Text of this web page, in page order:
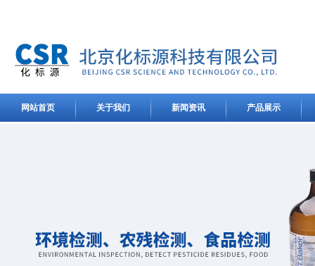
网站首页 关于我们 新闻资讯 产品展示